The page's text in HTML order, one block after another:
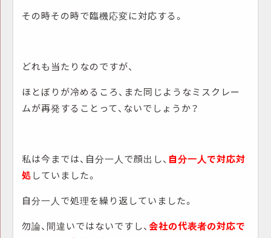
その時その時で臨機応変に対応する。
どれも当たりなのですが、
ほとぼりが冷めるころ、また同じようなミスクレー
ムが再発することって、ないでしょうか？
私は今までは、自分一人で顔出し、 自分一人で対応対
処していました。
自分一人で処理を繰り返していました。
勿論、間違いではないですし、会社の代表者の対応で